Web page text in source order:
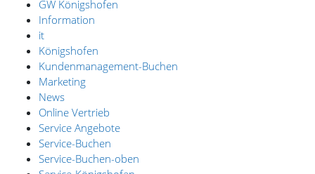
GW Königshofen
Information
it
Königshofen
Kundenmanagement-Buchen
Marketing
News
Online Vertrieb
Service Angebote
Service-Buchen
Service-Buchen-oben